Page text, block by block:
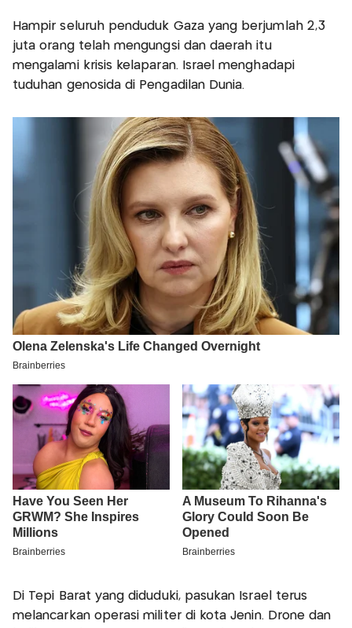
Hampir seluruh penduduk Gaza yang berjumlah 2,3
juta orang telah mengungsi dan daerah itu
mengalami krisis kelaparan. Israel menghadapi
tuduhan genosida di Pengadilan Dunia.
Di Tepi Barat yang diduduki, pasukan Israel terus
melancarkan operasi militer di kota Jenin. Drone dan